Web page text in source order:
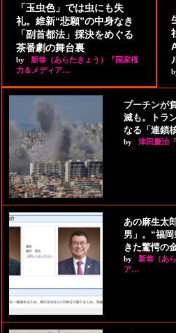
「玉虫色」では虫にも失
礼。維新“悲願”の中身なき
「副首都法」採決をめぐる
茶番劇の舞台裏
by
新恭（あらたきょう）『国家権
力＆メディア…
プーチンが
滅も。トラ
なる「連鎖
by 津田慶治
あの麻生太
男」。“福
きた驚愕の
by
新恭（あ
ア…